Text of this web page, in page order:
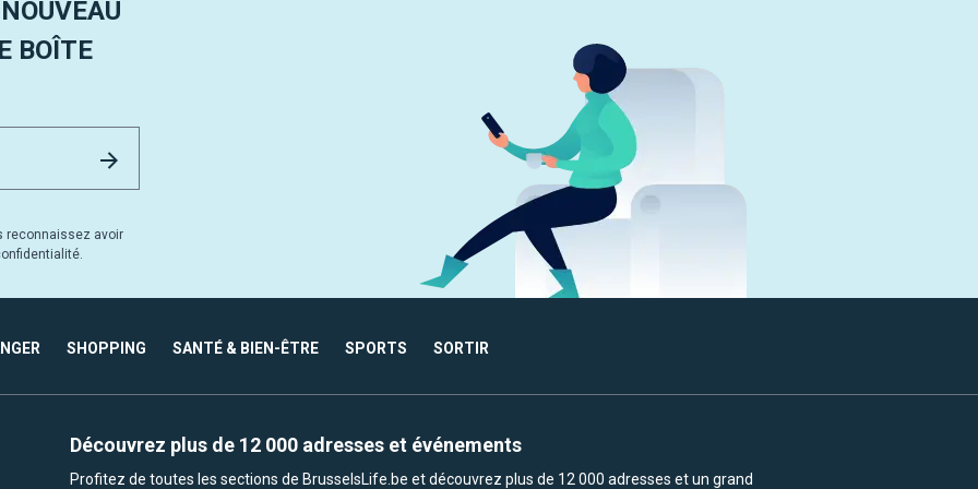
BOÎTE
reconnaissez avoir
SHOPPING SANTÉ & BIEN-ÊTRE SPORTS SORTIR
Découvrez plus de 12 000 adresses et événements
Profitez de toutes les sections de BrusselsLife.be et découvrez plus de 12 000 adresses et un grand